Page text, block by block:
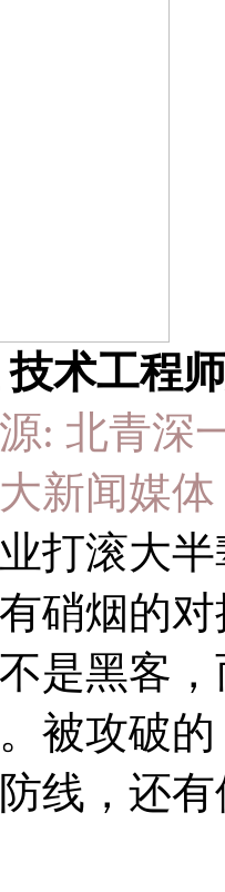
术工程
: 北青深
新闻媒
打滚大
硝烟的
是黑客
被攻破
线，还